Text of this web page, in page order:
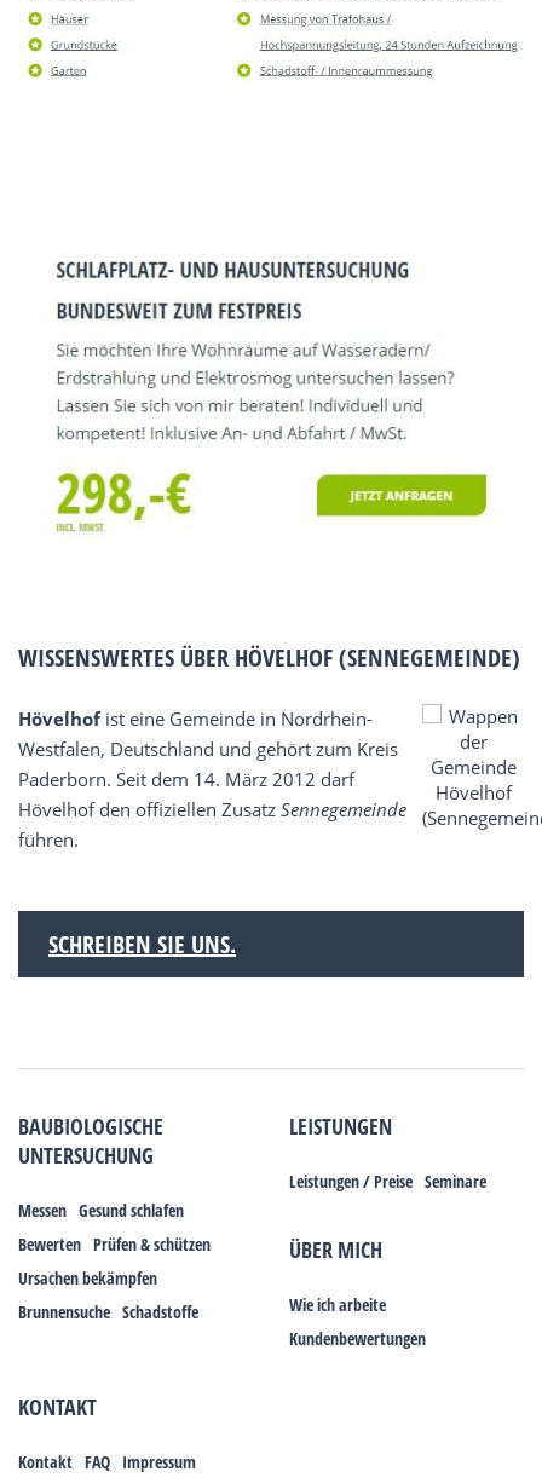
WISSENSWERTES ÜBER HÖVELHOF (SENNEGEMEINDE)
Hövelhofist eine Gemeinde in Nordrhein-
Westfalen, Deutschland und gehört zum Kreis
Paderborn. Seit dem 14. März 2012 darf
Hövelhof den offiziellen Zusatz Sennegemeinde
führen.
SCHREIBEN SIE UNS.
BAUBIOLOGISCHE
UNTERSUCHUNG
Messen Gesund schlafen
Bewerten Prüfen & schützen
Ursachen bekämpfen
Brunnensuche Schadstoffe
LEISTUNGEN
Leistungen / Preise Seminare
ÜBER MICH
Wie ich arbeite
Kundenbewertungen
KONTAKT
Kontakt FAQ Impressum